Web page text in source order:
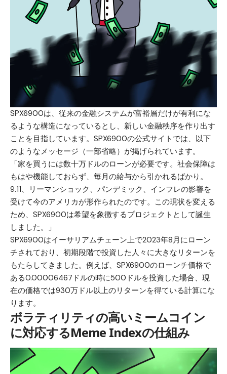
SPX6900は、従来の金融システムが富裕層だけが有利にな
るような構造になっているとし、新しい金融秩序を作り出す
ことを目指しています。SPX6900の公式サイトでは、以下
のようなメッセージ（一部省略）が掲げられています。
「家を買うには数十万ドルのローンが必要です。社会保障は
もはや機能しておらず、毎月の給与から引かれるばかり。
9.11、リーマンショック、パンデミック、インフレの影響を
受けて今のアメリカが形作られたのです。この現状を変える
ため、SPX6900は希望を象徴するプロジェクトとして誕生
しました。」
SPX6900はイーサリアムチェーン上で2023年8月にローン
チされており、初期段階で投資した人々に大きなリターンを
もたらしてきました。例えば、SPX6900のローンチ価格で
ある0.00006467ドルの時に500ドルを投資した場合、現
在の価格では930万ドル以上のリターンを得ている計算にな
ります。
ボラティリティの高いミームコイン
に対応するMeme Indexの仕組み